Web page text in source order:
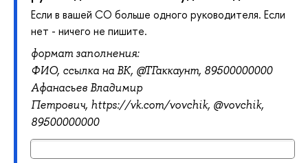
Если в вашей СО больше одного руководителя. Если
нет - ничего не пишите.
формат заполнения:
ФИО, ссылка на ВК, @ТГаккаунт, 89500000000
Афанасьев Владимир
Петрович, https://vk.com/vovchik, @vovchik,
89500000000